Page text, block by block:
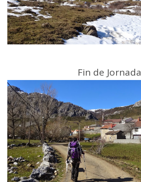
Fin de Jornada